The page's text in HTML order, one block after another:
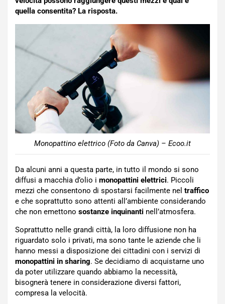
quella consentita? La risposta.
Monopattino elettrico (Foto da Canva) – Ecoo.it
Da alcuni anni a questa parte, in tutto il mondo si sono
diffusi a macchia d’olio i monopattini elettrici. Piccoli
mezzi che consentono di spostarsi facilmente nel traffico
e che soprattutto sono attenti all’ambiente considerando
che non emettono sostanze inquinanti nell’atmosfera.
Soprattutto nelle grandi città, la loro diffusione non ha
riguardato solo i privati, ma sono tante le aziende che li
hanno messi a disposizione dei cittadini con i servizi di
monopattini in sharing. Se decidiamo di acquistarne uno
da poter utilizzare quando abbiamo la necessità,
bisognerà tenere in considerazione diversi fattori,
compresa la velocità.